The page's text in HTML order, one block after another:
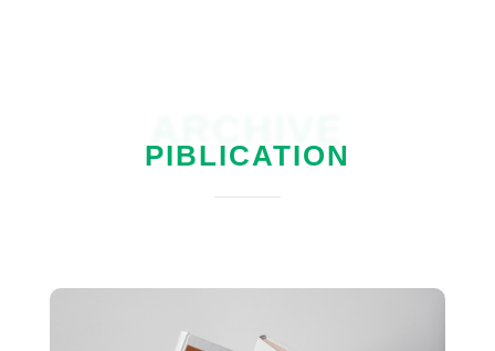
PIBLICATION